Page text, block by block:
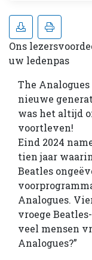
Ons
uw ledenpas
The
nieuwe
was het altijd
voortleven!
Eind 2024
tien jaar
Beatles
Analogues.
vroege
veel mensen
Analogues?”